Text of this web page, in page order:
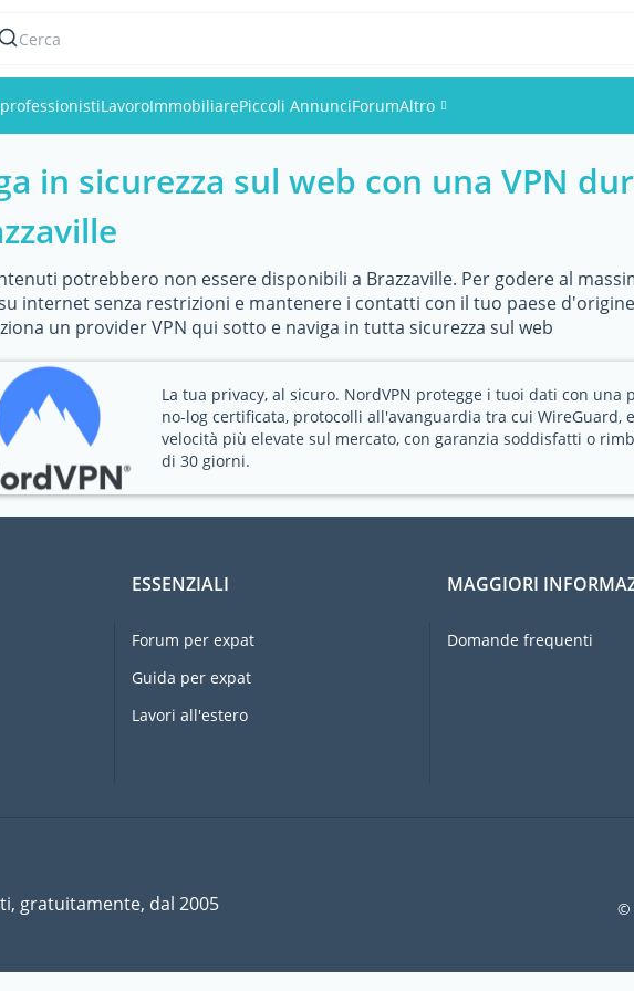
Cerca
LavoroImmobiliarePiccoli AnnunciForumAltro
Eventi
Foto
in sicurezza sul web con una VPN
potrebbero non essere disponibili a Brazzaville. Per godere al
internet senza restrizioni e mantenere i contatti con il tuo paese
un provider VPN qui sotto e naviga in tutta sicurezza sul web
La tua privacy, al sicuro. NordVPN protegge i tuoi dati con una
no-log certificata, protocolli all'avanguardia tra cui WireGuard,
velocità più elevate sul mercato, con garanzia soddisfatti o
di 30 giorni.
ESSENZIALI
Forum per expat
Guida per expat
Lavori all'estero
MAGGIORI
Domande frequenti
©
gratuitamente, dal 2005